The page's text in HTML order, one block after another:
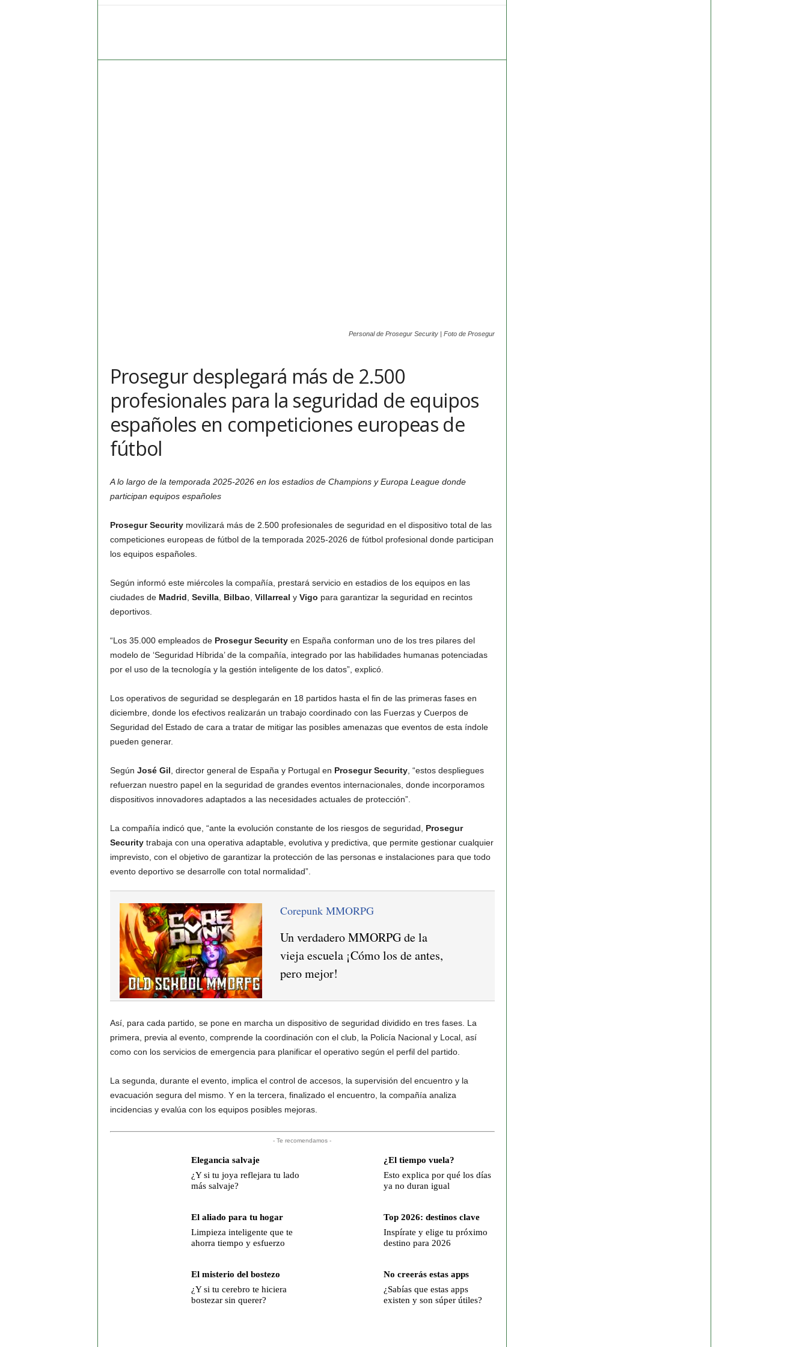
Personal de Prosegur Security | Foto de Prosegur
Prosegur desplegará más de 2.500
profesionales para la seguridad de equipos
españoles en competiciones europeas de
fútbol
A lo largo de la temporada 2025-2026 en los estadios de Champions y Europa League donde
participan equipos españoles
Prosegur Securitymovilizará más de 2.500 profesionales de seguridad en el dispositivo total de las
competiciones europeas de fútbol de la temporada 2025-2026 de fútbol profesional donde participan
los equipos españoles.
Según informó este miércoles la compañía, prestará servicio en estadios de los equipos en las
ciudades de Madrid Sevilla, Bilbao Villarreal y Vigo para garantizar la seguridad en recintos
deportivos.
“Los 35.000 empleados de Prosegur Securityen España conforman uno de los tres pilares del
modelo de ‘Seguridad Híbrida’ de la compañía, integrado por las habilidades humanas potenciadas
por el uso de la tecnología y la gestión inteligente de los datos”, explicó.
Los operativos de seguridad se desplegarán en 18 partidos hasta el fin de las primeras fases en
diciembre, donde los efectivos realizarán un trabajo coordinado con las Fuerzas y Cuerpos de
Seguridad del Estado de cara a tratar de mitigar las posibles amenazas que eventos de esta índole
pueden generar.
Según José Gil , director general de España y Portugal en Prosegur Security, “estos despliegues
refuerzan nuestro papel en la seguridad de grandes eventos internacionales, donde incorporamos
dispositivos innovadores adaptados a las necesidades actuales de protección”.
La compañía indicó que, “ante la evolución constante de los riesgos de seguridad, Prosegur
Securitytrabaja con una operativa adaptable, evolutiva y predictiva, que permite gestionar cualquier
imprevisto, con el objetivo de garantizar la protección de las personas e instalaciones para que todo
evento deportivo se desarrolle con total normalidad”.
Corepunk MMORPG
Un verdadero MMORPG de la
vieja escuela ¡Cómo los de antes,
pero mejor!
Así, para cada partido, se pone en marcha un dispositivo de seguridad dividido en tres fases. La
primera, previa al evento, comprende la coordinación con el club, la Policía Nacional y Local, así
como con los servicios de emergencia para planificar el operativo según el perfil del partido.
La segunda, durante el evento, implica el control de accesos, la supervisión del encuentro y la
evacuación segura del mismo. Y en la tercera, finalizado el encuentro, la compañía analiza
incidencias y evalúa con los equipos posibles mejoras.
- Te recomendamos -
Elegancia salvaje
¿Y si tu joya reflejara tu lado
más salvaje?
¿El tiempo vuela?
Esto explica por qué los días
ya no duran igual
El aliado para tu hogar
Limpieza inteligente que te
ahorra tiempo y esfuerzo
Top 2026: destinos clave
Inspírate y elige tu próximo
destino para 2026
El misterio del bostezo
¿Y si tu cerebro te hiciera
bostezar sin querer?
No creerás estas apps
¿Sabías que estas apps
existen y son súper útiles?